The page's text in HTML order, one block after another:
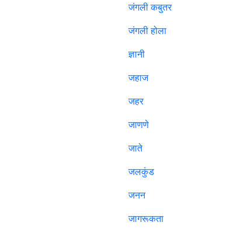
जंगली कबुतर
जंगली होला
ज्ञानी
जहाज
जहर
जाणणे
जाते
जलकुंड
जनन
जागरूकता